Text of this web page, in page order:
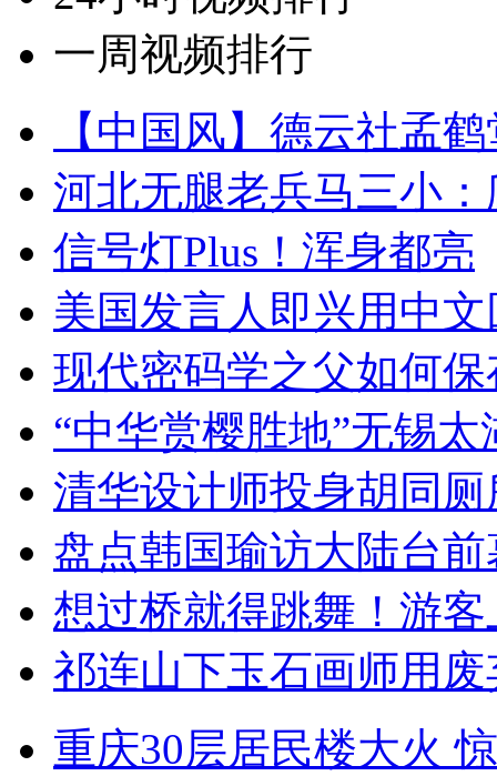
一周视频排行
【中国风】德云社孟
河北无腿老兵马三小
信号灯Plus！浑身都亮
美国发言人即兴用中
现代密码学之父如何
“中华赏樱胜地”无锡
清华设计师投身胡同
盘点韩国瑜访大陆台
想过桥就得跳舞！游客
祁连山下玉石画师用
重庆30层居民楼大火